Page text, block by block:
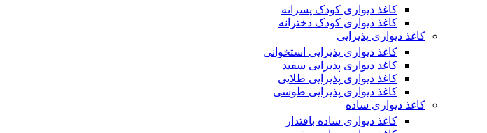
کاغذ دیواری کودک پسرانه
کاغذ دیواری کودک دخترانه
کاغذ دیواری پذیرایی
کاغذ دیواری پذیرایی استخوانی
کاغذ دیواری پذیرایی سفید
کاغذ دیواری پذیرایی طلایی
کاغذ دیواری پذیرایی طوسی
کاغذ دیواری ساده
کاغذ دیواری ساده بافتدار